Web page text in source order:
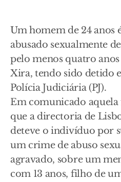
Um homem de 24 anos
abusado sexualmente
pelo menos quatro
Xira, tendo sido detido
Polícia Judiciária (PJ).
Em comunicado
que a directoria de
deteve o indivíduo por
um crime de abuso
agravado, sobre um
com 13 anos, filho de